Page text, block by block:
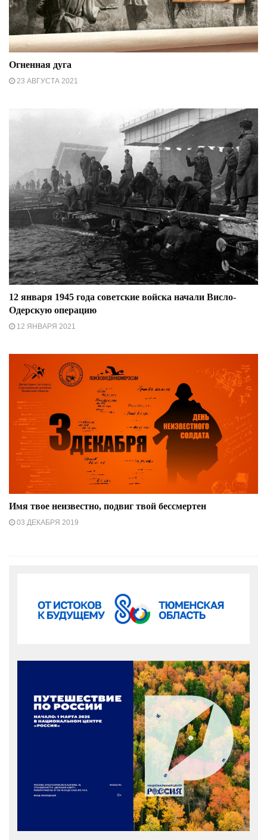
Огненная дуга
23 АВГУСТА 2021
12 января 1945 года советские войска начали Висло-
Одерскую операцию
12 ЯНВАРЯ 2021
Имя твое неизвестно, подвиг твой бессмертен
03 ДЕКАБРЯ 2019